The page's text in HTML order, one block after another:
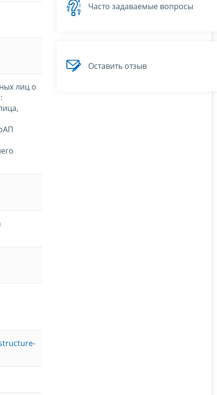
лиц о
Часто задаваемые вопросы
Оставить отзыв